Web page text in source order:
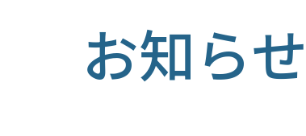
お知らせ